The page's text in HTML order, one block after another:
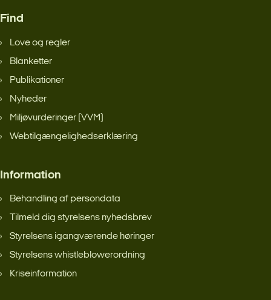
Find
Love og regler
Blanketter
Publikationer
Nyheder
Miljøvurderinger (VVM)
Webtilgængelighedserklæring
Information
Behandling af persondata
Tilmeld dig styrelsens nyhedsbrev
Styrelsens igangværende høringer
Styrelsens whistleblowerordning
Kriseinformation